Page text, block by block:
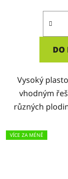
DO
Vysoký
vhodným
různých
VÍCE ZA MÉNĚ